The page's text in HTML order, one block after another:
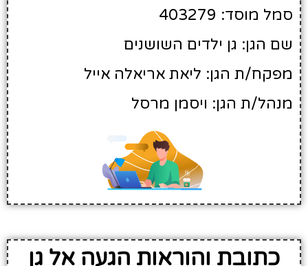
סמל מוסד: 403279
שם הגן: גן ילדים השושנים
מפקח/ת הגן: ליאת אריאלה אייל
מנהל/ת הגן: ויסמן מרסל
כתובת והוראות הגעה אל גן